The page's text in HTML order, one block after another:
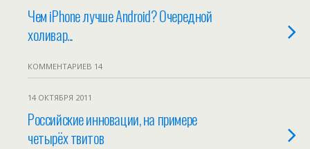
Чем iPhone лучше Android? Очередной
холивар...
КОММЕНТАРИЕВ 14
14 ОКТЯБРЯ 2011
Российские инновации, на примере
четырёх твитов